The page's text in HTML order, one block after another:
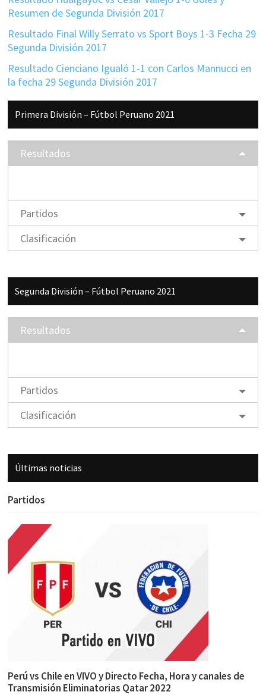
Resumen de Segunda División 2017
Resultado Final Willy Serrato vs Sport Boys 1-3 Fecha 29
Segunda División 2017
Resultado Cienciano Igualó 1-1 con Carlos Mannucci en
la fecha 29 Segunda División 2017
Barra
lateral
principal
Primera División – Fútbol Peruano 2021
Resultados
Partidos
Clasificación
Segunda División – Fútbol Peruano 2021
Resultados
Partidos
Clasificación
Últimas noticias
Partidos
Perú vs Chile en VIVO y Directo Fecha, Hora y canales de
Transmisión Eliminatorias Qatar 2022